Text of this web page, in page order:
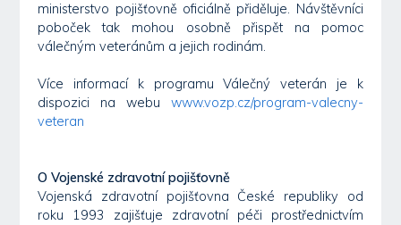
ministerstvo pojišťovně oficiálně přiděluje. Návštěvníci
poboček tak mohou osobně přispět na pomoc
válečným veteránům a jejich rodinám.
Více informací k programu Válečný veterán je k
dispozici na webu www.vozp.cz/program-valecny-
veteran
O Vojenské zdravotní pojišťovně
Vojenská zdravotní pojišťovna České republiky od
roku 1993 zajišťuje zdravotní péči prostřednictvím